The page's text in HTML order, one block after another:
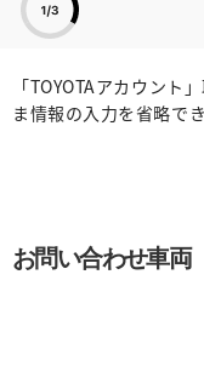
「TOYOTAアカウント
ま情報の入力を省略でき
お問い合わせ車両